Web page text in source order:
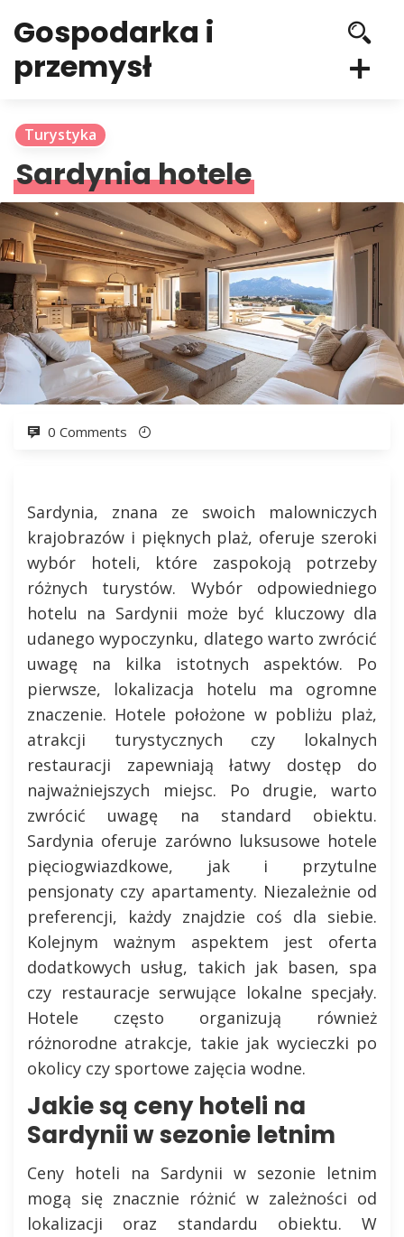
Gospodarka i
przemysł
Turystyka
Sardynia hotele
0 Comments
Sardynia, znana ze swoich malowniczych
krajobrazów i pięknych plaż, oferuje szeroki
wybór hoteli, które zaspokoją potrzeby
różnych turystów. Wybór odpowiedniego
hotelu na Sardynii może być kluczowy dla
udanego wypoczynku, dlatego warto zwrócić
uwagę na kilka istotnych aspektów. Po
pierwsze, lokalizacja hotelu ma ogromne
znaczenie. Hotele położone w pobliżu plaż,
atrakcji turystycznych czy lokalnych
restauracji zapewniają łatwy dostęp do
najważniejszych miejsc. Po drugie, warto
zwrócić uwagę na standard obiektu.
Sardynia oferuje zarówno luksusowe hotele
pięciogwiazdkowe, jak i przytulne
pensjonaty czy apartamenty. Niezależnie od
preferencji, każdy znajdzie coś dla siebie.
Kolejnym ważnym aspektem jest oferta
dodatkowych usług, takich jak basen, spa
czy restauracje serwujące lokalne specjały.
Hotele często organizują również
różnorodne atrakcje, takie jak wycieczki po
okolicy czy sportowe zajęcia wodne.
Jakie są ceny hoteli na
Sardynii w sezonie letnim
Ceny hoteli na Sardynii w sezonie letnim
mogą się znacznie różnić w zależności od
lokalizacji oraz standardu obiektu. W